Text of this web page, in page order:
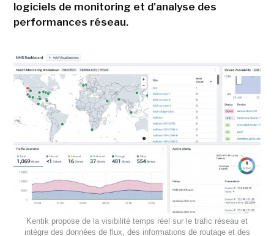
logiciels de monitoring et d'analyse des
performances réseau.
Kentik propose de la visibilité temps réel sur le trafic réseau et
intègre des données de flux, des informations de routage et des